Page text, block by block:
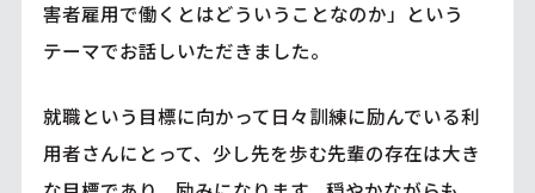
害者雇用で働くとはどういうことなのか」という
テーマでお話しいただきました。
就職という目標に向かって日々訓練に励んでいる利
用者さんにとって、少し先を歩む先輩の存在は大き